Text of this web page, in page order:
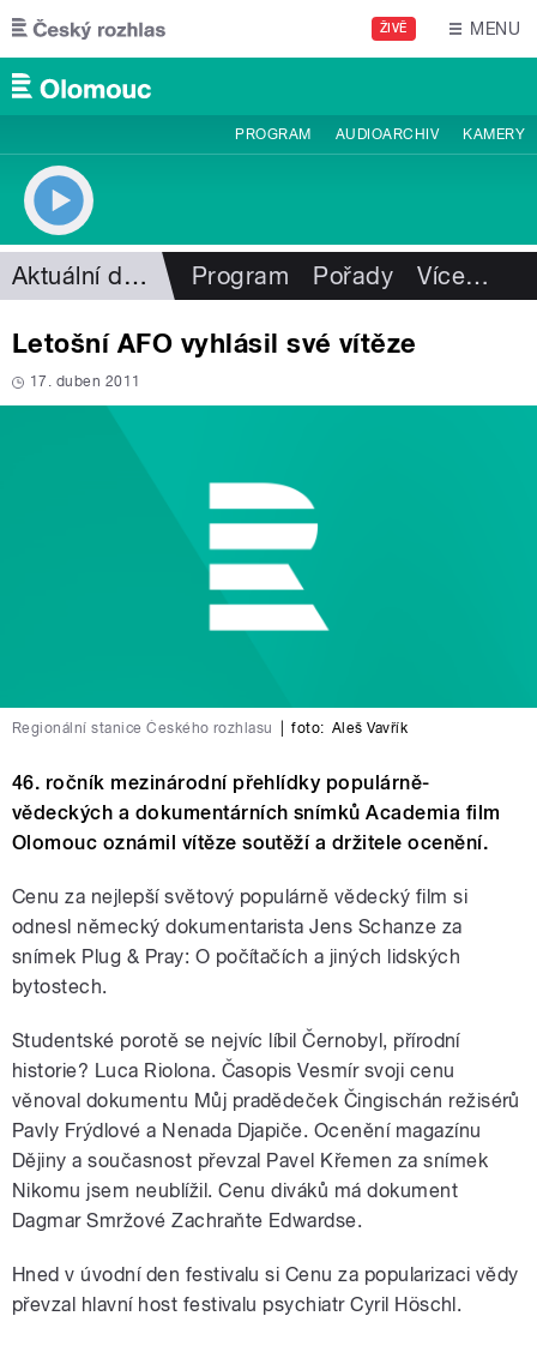
Přejít k hlavnímu obsahu
ŽIVĚ MENU
PROGRAM AUDIOARCHIV KAMERY
Aktuální dění Program Pořady Více…
Letošní AFO vyhlásil své vítěze
17. duben 2011
Regionální stanice Českého rozhlasu foto: Aleš Vavřík
46. ročník mezinárodní přehlídky populárně-
vědeckých a dokumentárních snímků Academia film
Olomouc oznámil vítěze soutěží a držitele ocenění.
Cenu za nejlepší světový populárně vědecký film si
odnesl německý dokumentarista Jens Schanze za
snímek Plug & Pray: O počítačích a jiných lidských
bytostech.
Studentské porotě se nejvíc líbil Černobyl, přírodní
historie? Luca Riolona. Časopis Vesmír svoji cenu
věnoval dokumentu Můj pradědeček Čingischán režisérů
Pavly Frýdlové a Nenada Djapiče. Ocenění magazínu
Dějiny a současnost převzal Pavel Křemen za snímek
Nikomu jsem neublížil. Cenu diváků má dokument
Dagmar Smržové Zachraňte Edwardse.
Hned v úvodní den festivalu si Cenu za popularizaci vědy
převzal hlavní host festivalu psychiatr Cyril Höschl.